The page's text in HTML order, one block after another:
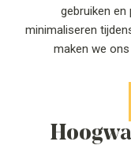
gebruiken
minimaliseren
maken we